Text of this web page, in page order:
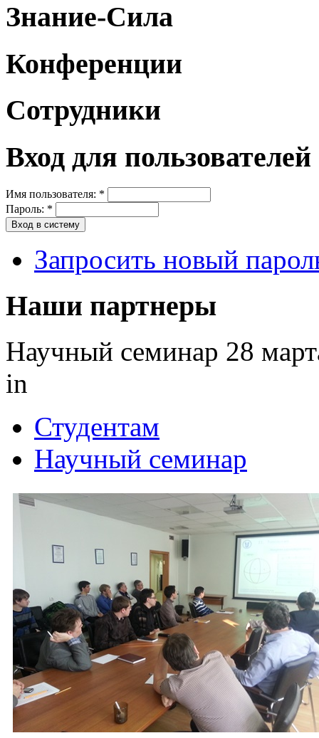
Знание-Сила
Конференции
Сотрудники
Вход для пользователей
Имя пользователя: *
Пароль: *
Запросить новый
Наши партнеры
Научный семинар 28
in
Студентам
Научный семинар